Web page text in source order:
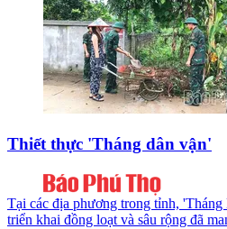
Thiết thực 'Tháng dân vận'
Tại các địa phương trong tỉnh,
triển khai đồng loạt và sâu rộng đã